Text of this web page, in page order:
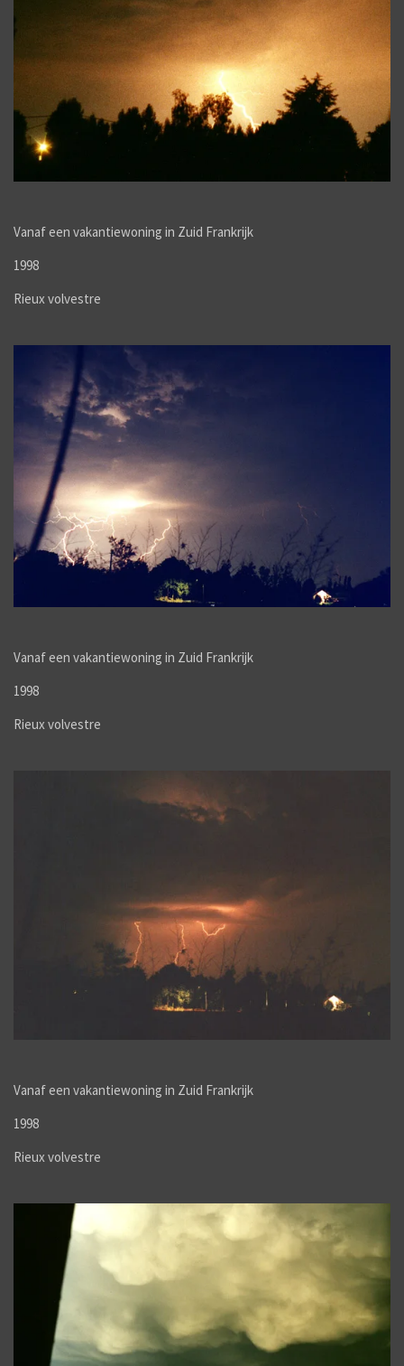
Vanaf een vakantiewoning in Zuid Frankrijk
1998
Rieux volvestre
Vanaf een vakantiewoning in Zuid Frankrijk
1998
Rieux volvestre
Vanaf een vakantiewoning in Zuid Frankrijk
1998
Rieux volvestre